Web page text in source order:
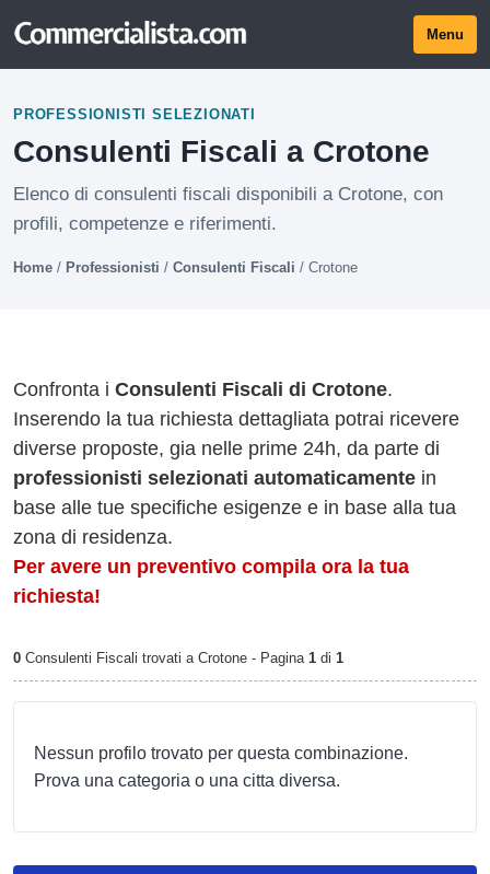
Menu
PROFESSIONISTI SELEZIONATI
Consulenti Fiscali a Crotone
Elenco di consulenti fiscali disponibili a Crotone, con
profili, competenze e riferimenti.
Home / Professionisti / Consulenti Fiscali / Crotone
Confronta i Consulenti Fiscali di Crotone.
Inserendo la tua richiesta dettagliata potrai ricevere
diverse proposte, gia nelle prime 24h, da parte di
professionisti selezionati automaticamente in
base alle tue specifiche esigenze e in base alla tua
zona di residenza.
Per avere un preventivo compila ora la tua
richiesta!
0 Consulenti Fiscali trovati a Crotone - Pagina 1 di 1
Nessun profilo trovato per questa combinazione.
Prova una categoria o una citta diversa.